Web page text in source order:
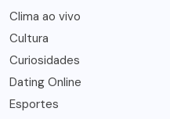
Clima ao vivo
Cultura
Curiosidades
Dating Online
Esportes